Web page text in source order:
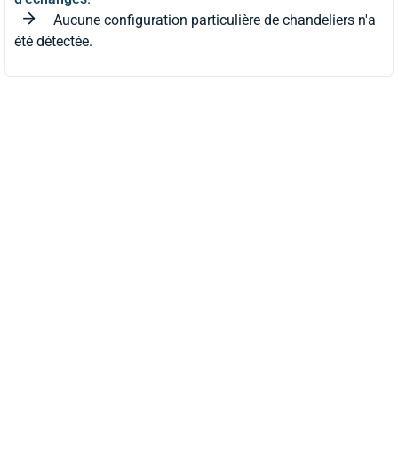
Aucune configuration particulière de chandeliers n'a
été détectée.